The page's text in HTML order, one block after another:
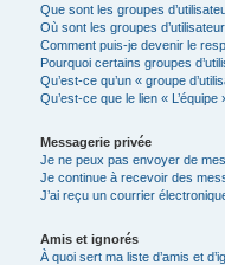
Que sont les groupes
Où sont les groupes
Comment puis-je devenir le
Pourquoi certains groupes
Qu’est-ce qu’un « groupe
Qu’est-ce que le lien « L’équipe
Messagerie privée
Je ne peux pas envoyer de
Je continue à recevoir des
J’ai reçu un courrier
Amis et ignorés
À quoi sert ma liste d’amis et